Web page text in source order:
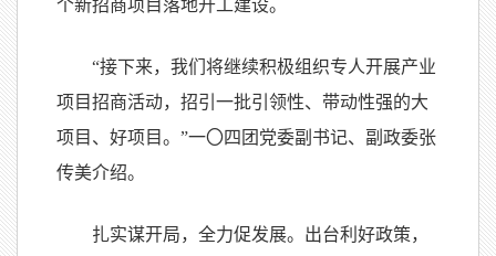
个新招商项目落地开工建设。
“接下来，我们将继续积极组织专人开展产业
项目招商活动，招引一批引领性、带动性强的大
项目、好项目。”一〇四团党委副书记、副政委张
传美介绍。
扎实谋开局，全力促发展。出台利好政策，